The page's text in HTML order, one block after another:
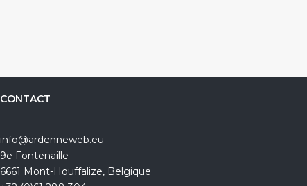
CONTACT
info@ardenneweb.eu
9e Fontenaille
6661 Mont-Houffalize, Belgique